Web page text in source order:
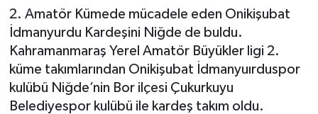
2. Amatör Kümede mücadele eden Onikişubat
İdmanyurdu Kardeşini Niğde de buldu.
Kahramanmaraş Yerel Amatör Büyükler ligi 2.
küme takımlarından Onikişubat İdmanyuırduspor
kulübü Niğde’nin Bor ilçesi Çukurkuyu
Belediyespor kulübü ile kardeş takım oldu.
Tüm Manşetler
Son Dakika Haberleri
Haber Arşivi